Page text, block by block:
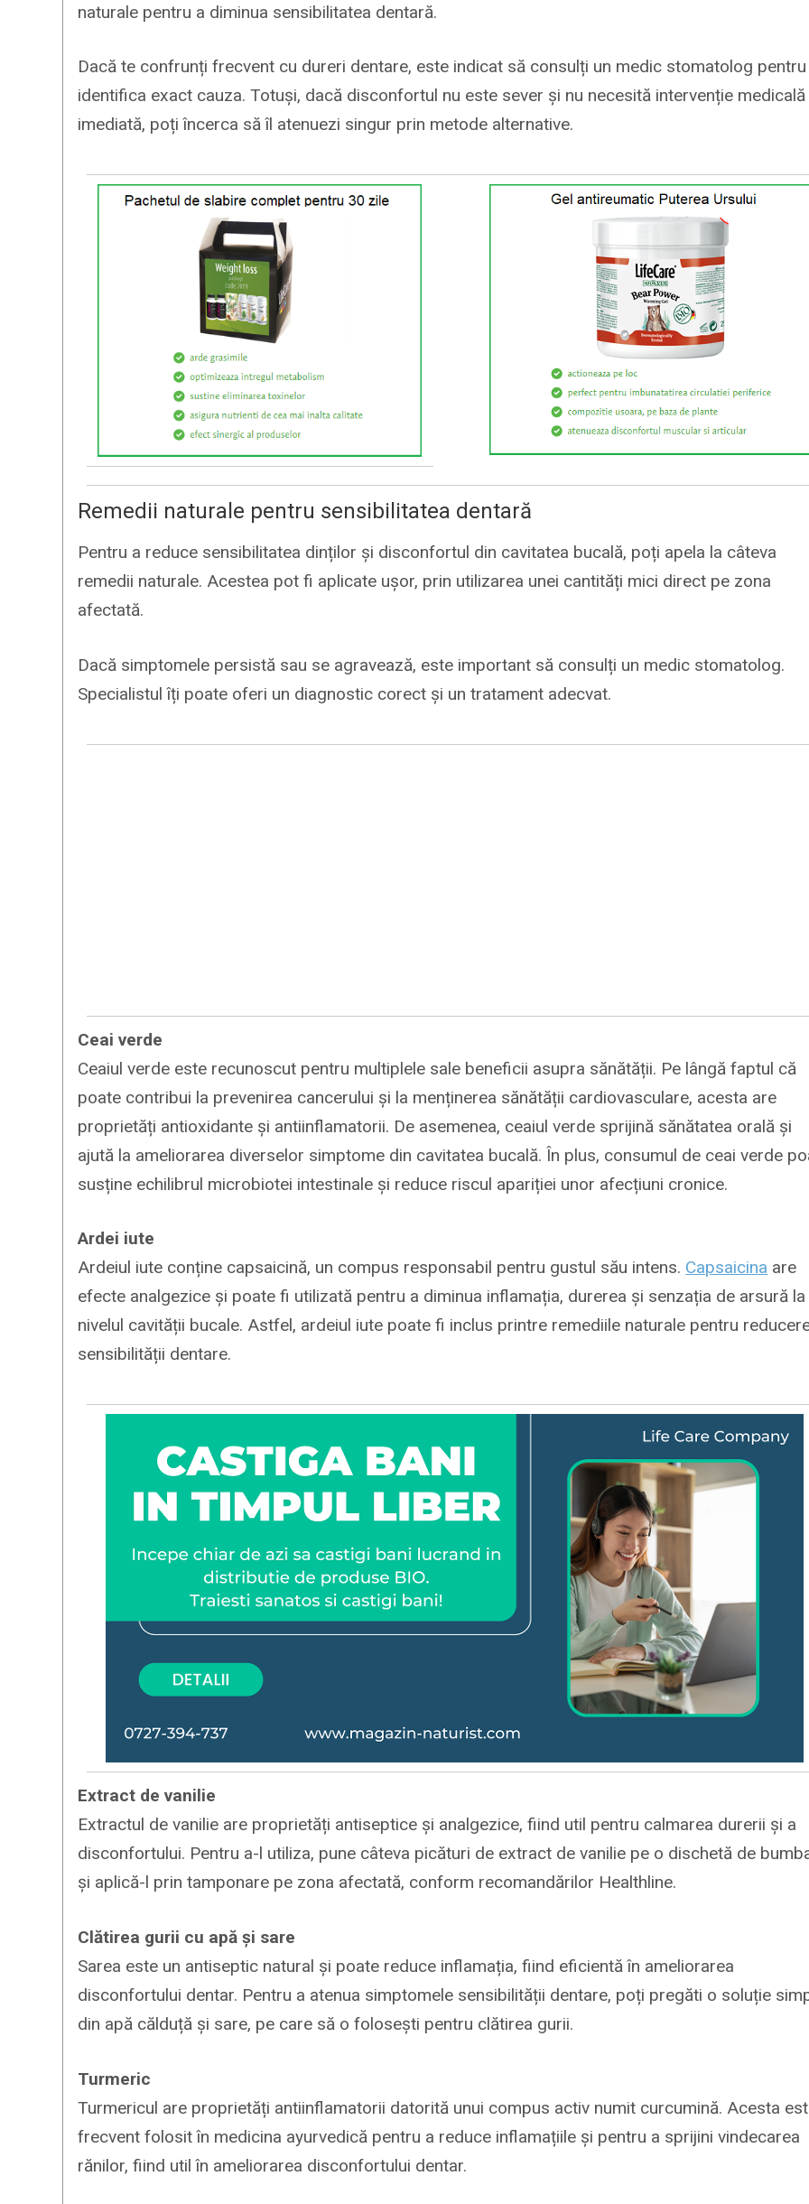
naturale pentru a diminua sensibilitatea dentară.
Dacă te confrunți frecvent cu dureri dentare, este indicat să consulți un medic stomatolog
identifica exact cauza. Totuși, dacă disconfortul nu este sever și nu necesită intervenție medicală
imediată, poți încerca să îl atenuezi singur prin metode alternative.
Remedii naturale pentru sensibilitatea dentară
Pentru a reduce sensibilitatea dinților și disconfortul din cavitatea bucală, poți apela la câteva
remedii naturale. Acestea pot fi aplicate ușor, prin utilizarea unei cantități mici direct pe zona
afectată.
Dacă simptomele persistă sau se agravează, este important să consulți un medic stomatolog.
Specialistul îți poate oferi un diagnostic corect și un tratament adecvat.
Ceai verde
Ceaiul verde este recunoscut pentru multiplele sale beneficii asupra sănătății. Pe lângă faptul că
poate contribui la prevenirea cancerului și la menținerea sănătății cardiovasculare, acesta are
proprietăți antioxidante și antiinflamatorii. De asemenea, ceaiul verde sprijină sănătatea orală și
ajută la ameliorarea diverselor simptome din cavitatea bucală. În plus, consumul de ceai verde
susține echilibrul microbiotei intestinale și reduce riscul apariției unor afecțiuni cronice.
Ardei iute
Ardeiul iute conține capsaicină, un compus responsabil pentru gustul său intens. Capsaicina are
efecte analgezice și poate fi utilizată pentru a diminua inflamația, durerea și senzația de arsură la
nivelul cavității bucale. Astfel, ardeiul iute poate fi inclus printre remediile naturale pentru
sensibilității dentare.
Extract de vanilie
Extractul de vanilie are proprietăți antiseptice și analgezice, fiind util pentru calmarea durerii și a
disconfortului. Pentru a-l utiliza, pune câteva picături de extract de vanilie pe o dischetă de
și aplică-l prin tamponare pe zona afectată, conform recomandărilor Healthline.
Clătirea gurii cu apă și sare
Sarea este un antiseptic natural și poate reduce inflamația, fiind eficientă în ameliorarea
disconfortului dentar. Pentru a atenua simptomele sensibilității dentare, poți pregăti o soluție
din apă călduță și sare, pe care să o folosești pentru clătirea gurii.
Turmeric
Turmericul are proprietăți antiinflamatorii datorită unui compus activ numit curcumină. Acesta
frecvent folosit în medicina ayurvedică pentru a reduce inflamațiile și pentru a sprijini vindecarea
rănilor, fiind util în ameliorarea disconfortului dentar.